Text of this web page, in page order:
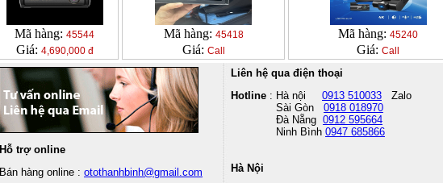
Mã hàng: 45544
Giá: 4,690,000 đ
Mã hàng: 45418
Giá: Call
Mã hàng: 45240
Giá: Call
Hỗ trợ online
Bán hàng online : otothanhbinh@gmail.com
Liên hệ qua điện thoại
Hotline : Hà nội 0913 510033 Zalo
Sài Gòn 0918 018970
Đà Nẵng 0912 595664
Ninh Bình 0947 685866
Hà Nội